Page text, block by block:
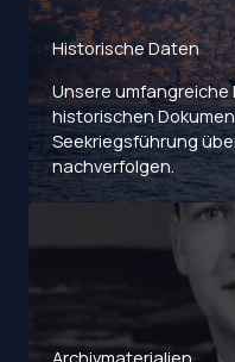
Historische Daten
Unsere
historischen
Seekriegsführung
nachverfolgen.
Archivmaterialien